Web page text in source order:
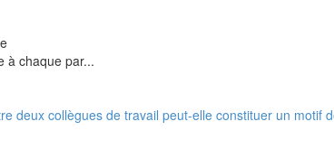
à chaque par...
deux collègues de travail peut-elle constituer un motif